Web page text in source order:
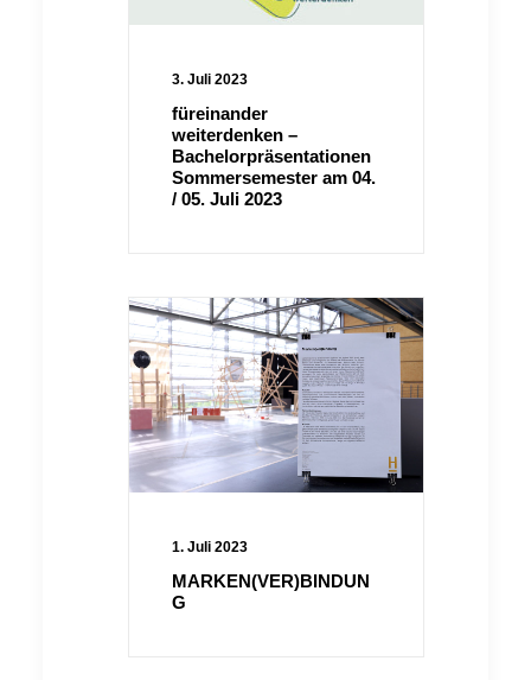
3. Juli 2023
füreinander
weiterdenken –
Bachelorpräsentationen
Sommersemester am 04.
/ 05. Juli 2023
1. Juli 2023
MARKEN(VER)BINDUN
G